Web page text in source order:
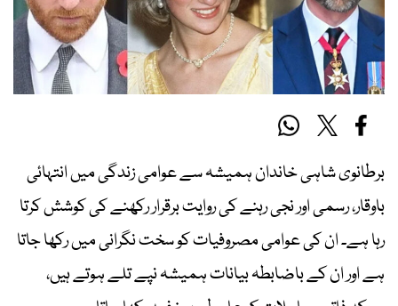
برطانوی شاہی خاندان ہمیشہ سے عوامی زندگی میں انتہائی
باوقار، رسمی اور نجی رہنے کی روایت برقرار رکھنے کی کوشش کرتا
رہا ہے۔ ان کی عوامی مصروفیات کو سخت نگرانی میں رکھا جاتا
ہے اور ان کے باضابطہ بیانات ہمیشہ نپے تلے ہوتے ہیں،